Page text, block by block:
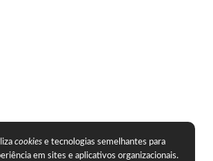
cookies e tecnologias semelhantes para
em sites e aplicativos organizacionais.